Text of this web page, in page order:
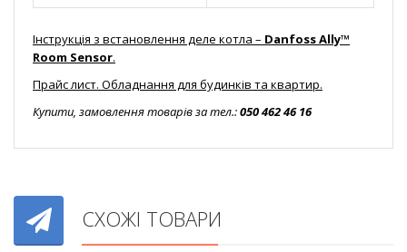
Інструкція з встановлення деле котла – Danfoss Ally™
Room Sensor.
Прайс лист. Обладнання для будинків та квартир.
Купити, замовлення товарів за тел.:050 462 46 16
СХОЖІ ТОВАРИ